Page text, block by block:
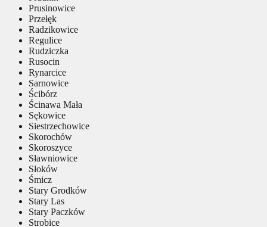
Prusinowice
Przełęk
Radzikowice
Regulice
Rudziczka
Rusocin
Rynarcice
Sarnowice
Ścibórz
Ścinawa Mała
Sękowice
Siestrzechowice
Skorochów
Skoroszyce
Sławniowice
Słoków
Śmicz
Stary Grodków
Stary Las
Stary Paczków
Strobice